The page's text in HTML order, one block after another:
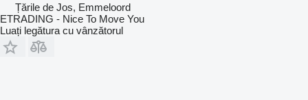
Țările de Jos, Emmeloord
ETRADING - Nice To Move You
Luați legătura cu vânzătorul